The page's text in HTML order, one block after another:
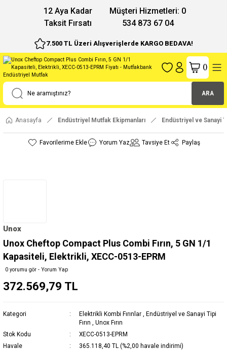
12 Aya Kadar
Taksit Fırsatı
Müşteri Hizmetleri: 0
534 873 67 04
7.500 TL Üzeri Alışverişlerde KARGO BEDAVA!
ARA
()
Anasayfa Endüstriyel Mutfak Ekipmanları Endüstriyel ve Sanayi
Yorum Yaz Tavsiye Et Paylaş
Unox
Unox Cheftop Compact Plus Combi Fırın, 5 GN 1/1
Kapasiteli, Elektrikli, XECC-0513-EPRM
0 yorumu gör - Yorum Yap
372.569,79 TL
Kategori Elektrikli Kombi Fırınlar
Endüstriyel ve Sanayi Tipi
Fırın
Unox Fırın
Stok Kodu
XECC-0513-EPRM
Havale
365.118,40 TL (%2,00 havale indirimi)